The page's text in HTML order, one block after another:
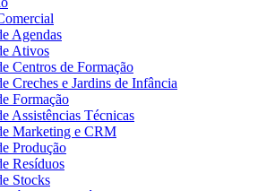
Agendas
Ativos
Centros de Formação
Creches e Jardins de Infância
Formação
Assistências Técnicas
Marketing e CRM
Produção
Resíduos
Stocks